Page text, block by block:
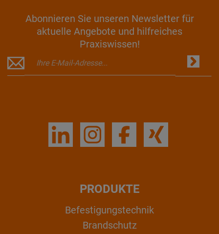
Abonnieren Sie unseren Newsletter für
aktuelle Angebote und hilfreiches
Praxiswissen!
PRODUKTE
Befestigungstechnik
Brandschutz